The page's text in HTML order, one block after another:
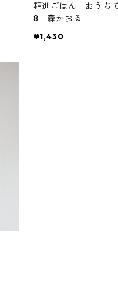
精進ごはん おうち
8 森かおる
¥1,430